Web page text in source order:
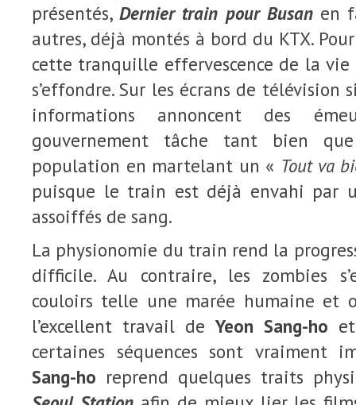
présentés,Dernier train pour Busanen
autres, déjà montés à bord du KTX.
cette tranquille effervescence de la
s’effondre. Sur les écrans de télévision
informations annoncent des
gouvernement tâche tant bien
population en martelant un « Tout va
puisque le train est déjà envahi par
assoiffés de sang.
La physionomie du train rend la
difficile. Au contraire, les zombies
couloirs telle une marée humaine et
l’excellent travail de Yeon Sang-ho
certaines séquences sont vraiment
Sang-ho reprend quelques traits